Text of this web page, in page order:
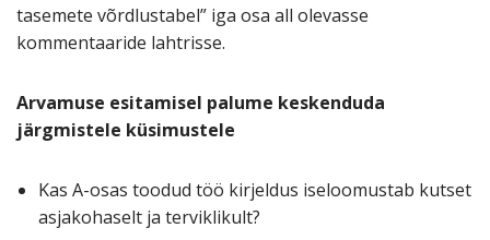
tasemete võrdlustabel” iga osa all olevasse
kommentaaride lahtrisse.
Arvamuse esitamisel palume keskenduda
järgmistele küsimustele
Kas A-osas toodud töö kirjeldus iseloomustab kutset
asjakohaselt ja terviklikult?